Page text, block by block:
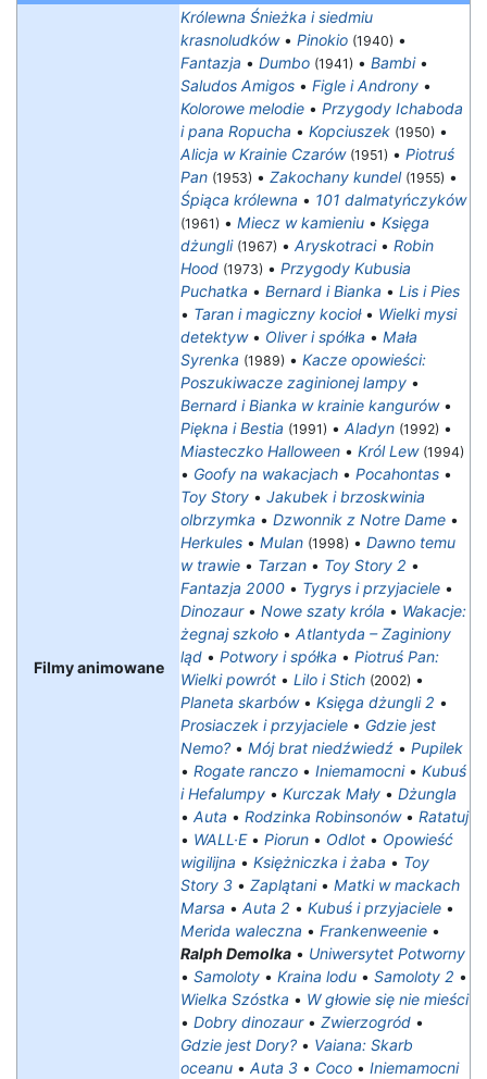
Filmy animowane
Królewna Śnieżka i siedmiu
krasnoludków• Pinokio (1940) •
Fantazja • Dumbo (1941) • Bambi•
Saludos Amigos • Figle i Androny •
Kolorowe melodie • Przygody Ichaboda
i pana Ropucha • Kopciuszek (1950) •
Alicja w Krainie Czarów (1951) • Piotruś
Pan (1953) • Zakochany kundel (1955) •
Śpiąca królewna • 101 dalmatyńczyków
(1961) • Miecz w kamieniu • Księga
dżungli (1967) • Aryskotraci• Robin
Hood (1973) • Przygody Kubusia
Puchatka • Bernard i Bianka • Lis i Pies
• Taran i magiczny kocioł• Wielki mysi
detektyw• Oliver i spółka • Mała
Syrenka (1989) • Kacze opowieści:
Poszukiwacze zaginionej lampy •
Bernard i Bianka w krainie kangurów•
Piękna i Bestia (1991) • Aladyn (1992) •
Miasteczko Halloween • Król Lew (1994)
• Goofy na wakacjach • Pocahontas •
Toy Story • Jakubek i brzoskwinia
olbrzymka • Dzwonnik z Notre Dame •
Herkules • Mulan (1998) • Dawno temu
w trawie • Tarzan • Toy Story 2 •
Fantazja 2000 • Tygrys i przyjaciele •
Dinozaur• Nowe szaty króla • Wakacje:
żegnaj szkoło • Atlantyda – Zaginiony
ląd • Potwory i spółka • Piotruś Pan:
Wielki powrót • Lilo i Stich (2002) •
Planeta skarbów• Księga dżungli 2 •
Prosiaczek i przyjaciele • Gdzie jest
Nemo? • Mój brat niedźwiedź • Pupilek
• Rogate ranczo • Iniemamocni• Kubuś
i Hefalumpy • Kurczak Mały • Dżungla
• Auta • Rodzinka Robinsonów• Ratatuj
• WALL·E• Piorun • Odlot • Opowieść
wigilijna • Księżniczka i żaba • Toy
Story 3 • Zaplątani• Matki w mackach
Marsa • Auta 2 • Kubuś i przyjaciele •
Merida waleczna • Frankenweenie •
Ralph Demolka • Uniwersytet Potworny
• Samoloty • Kraina lodu • Samoloty 2 •
Wielka Szóstka • W głowie się nie mieści
• Dobry dinozaur• Zwierzogród •
Gdzie jest Dory? • Vaiana: Skarb
oceanu • Auta 3 • Coco • Iniemamocni